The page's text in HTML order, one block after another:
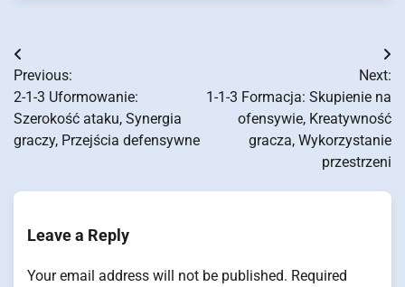
Post
navigation
Previous:
2-1-3 Uformowanie:
Szerokość ataku, Synergia
graczy, Przejścia defensywne
Next:
1-1-3 Formacja: Skupienie na
ofensywie, Kreatywność
gracza, Wykorzystanie
przestrzeni
Leave a Reply
Your email address will not be published. Required